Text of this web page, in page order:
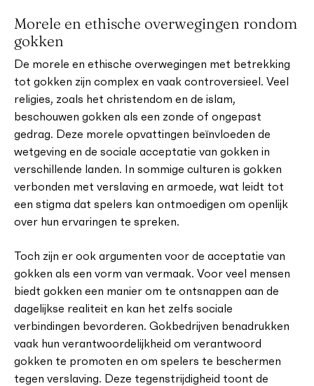
Morele en ethische overwegingen rondom
gokken
De morele en ethische overwegingen met betrekking
tot gokken zijn complex en vaak controversieel. Veel
religies, zoals het christendom en de islam,
beschouwen gokken als een zonde of ongepast
gedrag. Deze morele opvattingen beïnvloeden de
wetgeving en de sociale acceptatie van gokken in
verschillende landen. In sommige culturen is gokken
verbonden met verslaving en armoede, wat leidt tot
een stigma dat spelers kan ontmoedigen om openlijk
over hun ervaringen te spreken.
Toch zijn er ook argumenten voor de acceptatie van
gokken als een vorm van vermaak. Voor veel mensen
biedt gokken een manier om te ontsnappen aan de
dagelijkse realiteit en kan het zelfs sociale
verbindingen bevorderen. Gokbedrijven benadrukken
vaak hun verantwoordelijkheid om verantwoord
gokken te promoten en om spelers te beschermen
tegen verslaving. Deze tegenstrijdigheid toont de